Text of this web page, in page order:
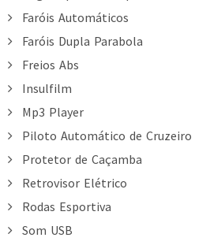
Faróis Automáticos
Faróis Dupla Parabola
Freios Abs
Insulfilm
Mp3 Player
Piloto Automático de Cruzeiro
Protetor de Caçamba
Retrovisor Elétrico
Rodas Esportiva
Som USB